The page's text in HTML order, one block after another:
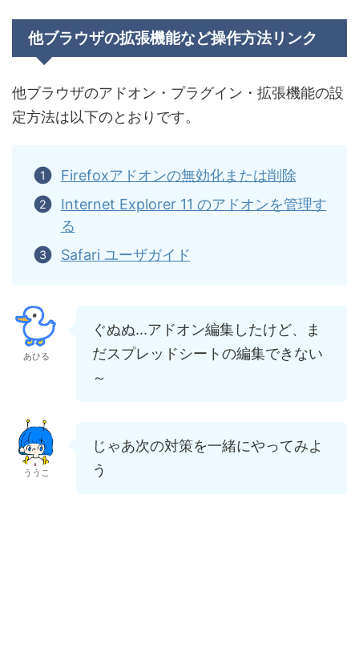
他ブラウザの拡張機能など操作方法リンク
他ブラウザのアドオン・プラグイン・拡張機能の設
定方法は以下のとおりです。
Firefoxアドオンの無効化または削除
Internet Explorer 11 のアドオンを管理す
る
Safari ユーザガイド
あひる
ぐぬぬ...アドオン編集したけど、ま
だスプレッドシートの編集できない
～
ううこ
じゃあ次の対策を一緒にやってみよ
う